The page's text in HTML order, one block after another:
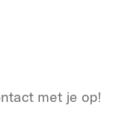
met je op!